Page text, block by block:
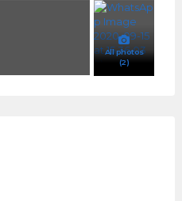
All photos
(2)